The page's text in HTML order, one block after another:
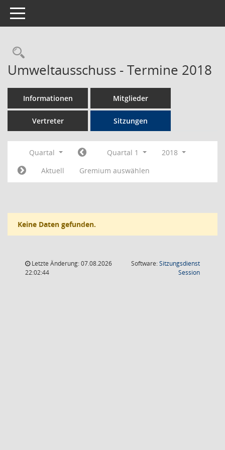
Toggle navigation
Rechercheauswahl
Umweltausschuss - Termine 2018
Informationen Mitglieder
Vertreter Sitzungen
Quartal Quartal 1
2018
Aktuell
Gremium auswählen
Keine Daten gefunden.
Letzte Änderung: 07.08.2026
22:02:44
Software:Sitzungsdienst
Session(Wird in